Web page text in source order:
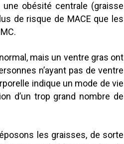
obésité centrale (graisse
de risque de MACE que les
mais un ventre gras ont
n’ayant pas de ventre
indique un mode de vie
d’un trop grand nombre de
les graisses, de sorte